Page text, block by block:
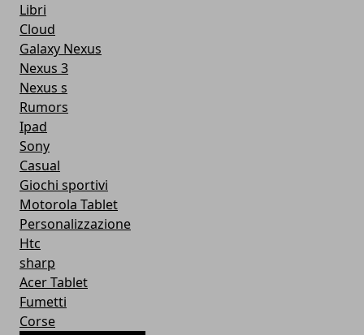
Libri
Cloud
Galaxy Nexus
Nexus 3
Nexus s
Rumors
Ipad
Sony
Casual
Giochi sportivi
Motorola Tablet
Personalizzazione
Htc
sharp
Acer Tablet
Fumetti
Corse